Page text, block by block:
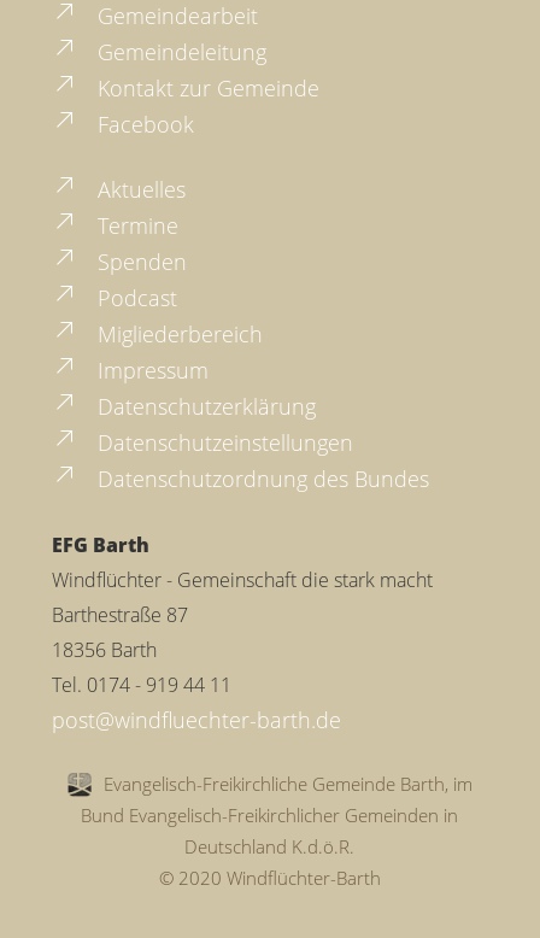
Gemeindearbeit
Gemeindeleitung
Kontakt zur Gemeinde
Facebook
Aktuelles
Termine
Spenden
Podcast
Migliederbereich
Impressum
Datenschutzerklärung
Datenschutzeinstellungen
Datenschutzordnung des Bundes
EFG Barth
Windflüchter - Gemeinschaft die stark macht
Barthestraße 87
18356 Barth
Tel. 0174 - 919 44 11
Evangelisch-Freikirchliche Gemeinde Barth, im
Bund Evangelisch-Freikirchlicher Gemeinden in
Deutschland K.d.ö.R.
© 2020 Windflüchter-Barth